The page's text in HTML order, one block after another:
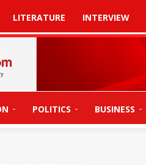
LITERATURE INTERVIEW
POLITICS BUSINESS